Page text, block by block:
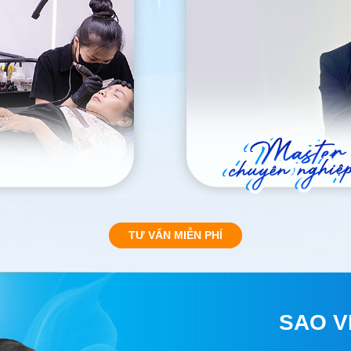
TƯ VẤN MIỄN PHÍ
SAO